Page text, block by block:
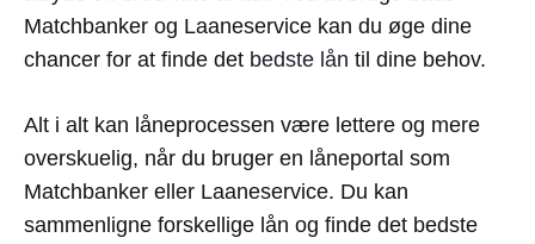
Matchbanker og Laaneservice kan du øge dine
chancer for at finde det bedste lån til dine behov.
Alt i alt kan låneprocessen være lettere og mere
overskuelig, når du bruger en låneportal som
Matchbanker eller Laaneservice. Du kan
sammenligne forskellige lån og finde det bedste